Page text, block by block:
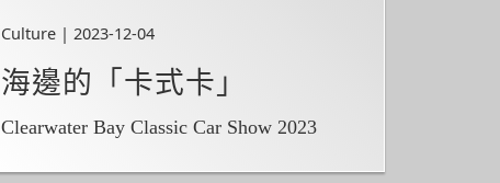
Culture | 2023-12-04
海邊的「卡式卡」
Clearwater Bay Classic Car Show 2023